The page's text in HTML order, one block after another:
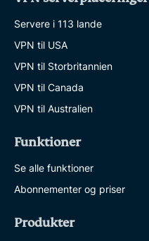
Servere i 113 lande
VPN til USA
VPN til Storbritannien
VPN til Canada
VPN til Australien
Funktioner
Se alle funktioner
Abonnementer og priser
Produkter